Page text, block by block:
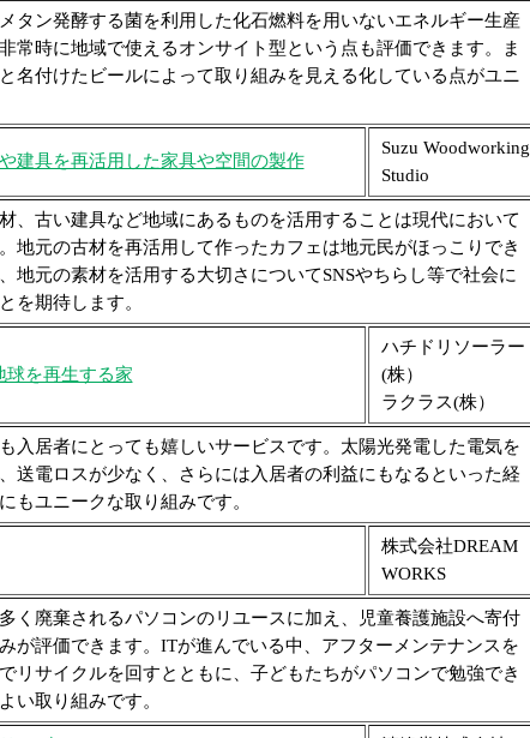
タン発酵する菌を利用した化石燃料を用いないエネルギー生産
常時に地域で使えるオンサイト型という点も評価できます。ま
名付けたビールによって取り組みを見える化している点がユニ
建具を再活用した家具や空間の製作
Suzu Woodworking
Studio
、古い建具など地域にあるものを活用することは現代において
地元の古材を再活用して作ったカフェは地元民がほっこりでき
地元の素材を活用する大切さについてSNSやちらし等で社会に
を期待します。
球を再生する家
ハチドリソーラー
(株）
ラクラス(株）
入居者にとっても嬉しいサービスです。太陽光発電した電気を
送電ロスが少なく、さらには入居者の利益にもなるといった経
もユニークな取り組みです。
株式会社DREAM
WORKS
く廃棄されるパソコンのリユースに加え、児童養護施設へ寄付
が評価できます。ITが進んでいる中、アフターメンテナンスを
リサイクルを回すとともに、子どもたちがパソコンで勉強でき
い取り組みです。